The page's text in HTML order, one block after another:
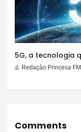
Redação Princesa FM
Comments